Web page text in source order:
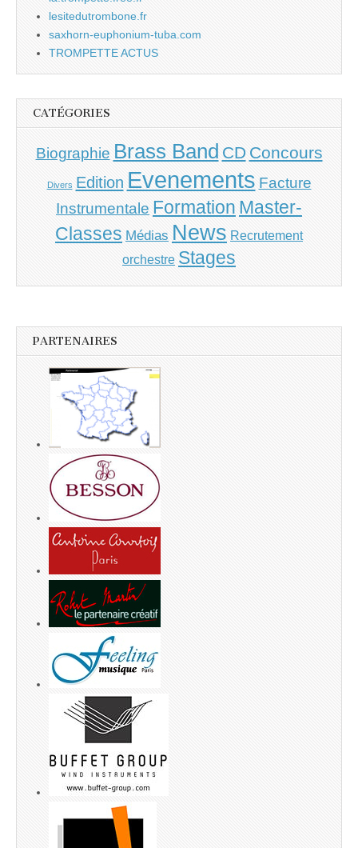
lesitedutrombone.fr
saxhorn-euphonium-tuba.com
TROMPETTE ACTUS
CATÉGORIES
Biographie Brass Band CD Concours
Divers Edition Evenements Facture
Instrumentale Formation Master-
Classes Médias News Recrutement
orchestre Stages
PARTENAIRES